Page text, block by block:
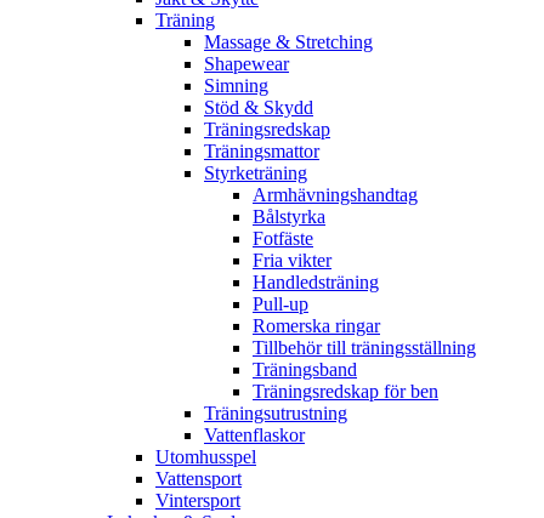
Träning
Massage & Stretching
Shapewear
Simning
Stöd & Skydd
Träningsredskap
Träningsmattor
Styrketräning
Armhävningshandtag
Bålstyrka
Fotfäste
Fria vikter
Handledsträning
Pull-up
Romerska ringar
Tillbehör till träningsställning
Träningsband
Träningsredskap för ben
Träningsutrustning
Vattenflaskor
Utomhusspel
Vattensport
Vintersport